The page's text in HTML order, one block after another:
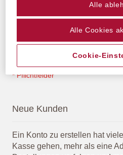
Passwort anzeigen
Neue Kunden
Ein Konto zu erstellen hat
Kasse gehen, mehr als eine
Alle
Alle Cookies
Cookie-